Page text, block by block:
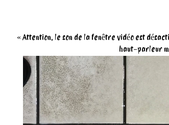
« Attention, le son de la fenêtre vidéo est
haut-parleur